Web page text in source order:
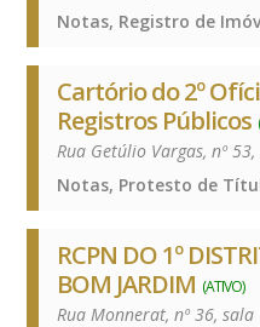
Cartório do 2º
Registros Públicos
Rua Getúlio Vargas, nº
RCPN DO 1º
BOM JARDIM (ATIVO)
Rua Monnerat, nº 36, sala